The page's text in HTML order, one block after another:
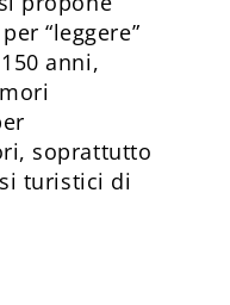
“leggere”
anni,
soprattutto
turistici di